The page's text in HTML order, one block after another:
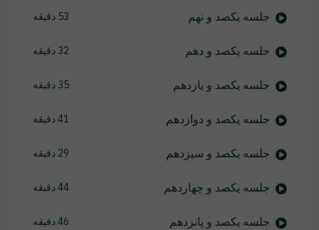
جلسه یکصد و نهم 53 دقیقه
جلسه یکصد و دهم 32 دقیقه
جلسه یکصد و یازدهم 35 دقیقه
جلسه یکصد و دوازدهم 41 دقیقه
جلسه یکصد و سیزدهم 29 دقیقه
جلسه یکصد و چهاردهم 44 دقیقه
جلسه یکصد و پانزدهم 46 دقیقه